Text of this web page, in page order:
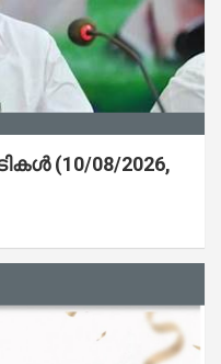
(10/08/2026,